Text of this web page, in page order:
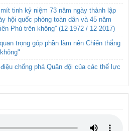
tinh kỷ niệm 73 năm ngày thành lập
hội quốc phòng toàn dân và 45 năm
Phủ trên không” (12-1972 / 12-2017)
trọng góp phần làm nên Chiến thắng
chống phá Quân đội của các thế lực